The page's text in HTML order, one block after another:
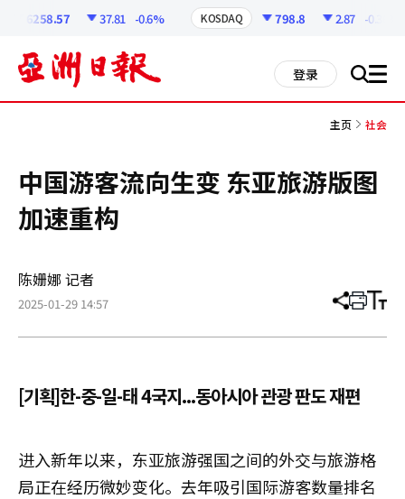
6258.57 37.81 -0.6% KOSDAQ 798.8 2.87 -0.36%
登录 搜 all
主页 社会
中国游客流向生变 东亚旅游版图
加速重构
陈姗娜 记者
2025-01-29 14:57 分
章
打 调
小
[기획]한-중-일-태 4국지...동아시아 관광 판도 재편
进入新年以来，东亚旅游强国之间的外交与旅游格
局正在经历微妙变化。去年吸引国际游客数量排名